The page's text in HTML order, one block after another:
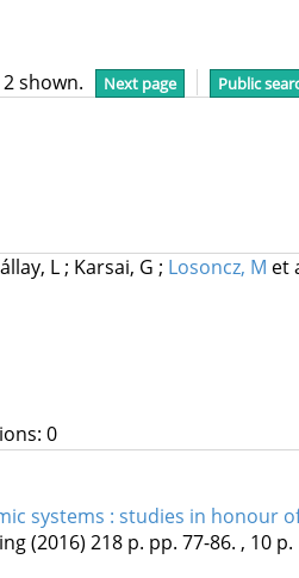
shown. Next page Public
L; Karsai, G ; Losoncz, M et
0
systems : studies in honour
(2016) 218 p. pp. 77-86. , 10 p.